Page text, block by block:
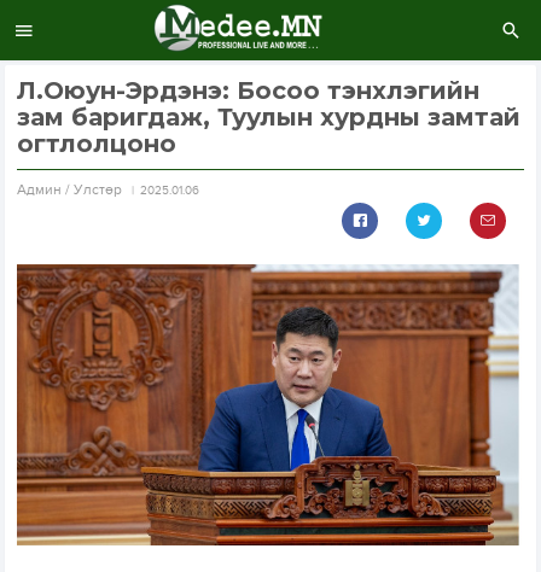
Л.Оюун-Эрдэнэ: Босоо тэнхлэгийн
зам баригдаж, Туулын хурдны замтай
огтлолцоно
Aдмин / Улстөр 2025.01.06